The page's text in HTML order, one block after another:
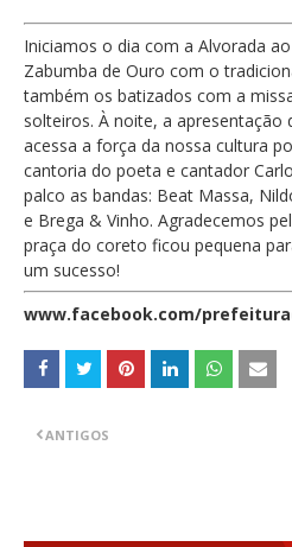
Iniciamos o dia com a Alvorada
Zabumba de Ouro com o
também os batizados com a
solteiros. À noite, a apresentação
acessa a força da nossa cultura
cantoria do poeta e cantador
palco as bandas: Beat Massa,
e Brega & Vinho. Agradecemos
praça do coreto ficou pequena
um sucesso!
www.facebook.com/
ANTIGOS